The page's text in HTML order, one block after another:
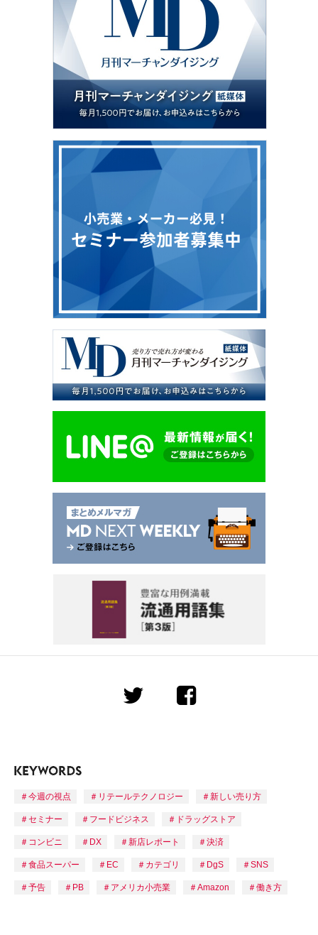
今週の視点 リテールテクノロジー 新しい売り方
セミナー フードビジネス ドラッグストア
コンビニ DX 新店レポート 決済
食品スーパー EC カテゴリ DgS SNS
予告 PB アメリカ小売業 Amazon 働き方